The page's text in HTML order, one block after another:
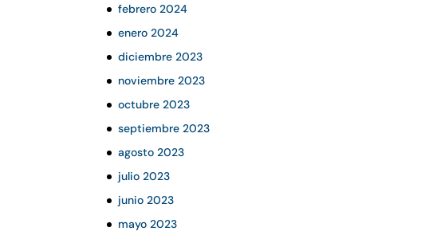
febrero 2024
enero 2024
diciembre 2023
noviembre 2023
octubre 2023
septiembre 2023
agosto 2023
julio 2023
junio 2023
mayo 2023